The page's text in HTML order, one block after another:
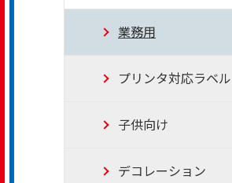
業務用
プリンタ対応ラベル
子供向け
デコレーション